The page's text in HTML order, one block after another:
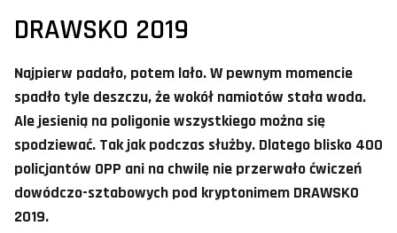
DRAWSKO 2019
Najpierw padało, potem lało. W pewnym momencie
spadło tyle deszczu, że wokół namiotów stała woda.
Ale jesienią na poligonie wszystkiego można się
spodziewać. Tak jak podczas służby. Dlatego blisko 400
policjantów OPP ani na chwilę nie przerwało ćwiczeń
dowódczo-sztabowych pod kryptonimem DRAWSKO
2019.